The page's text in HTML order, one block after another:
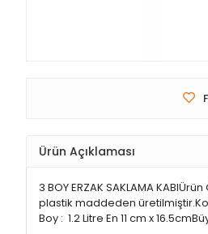
Ürün Açıklaması
3 BOY ERZAK SAKLAMA
plastik maddeden
Boy : 1.2 Litre En 11 cm x